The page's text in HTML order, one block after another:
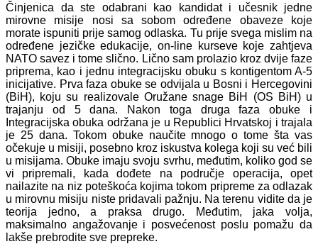
Činjenica da ste odabrani kao kandidat i učesnik jedne
mirovne misije nosi sa sobom određene obaveze koje
morate ispuniti prije samog odlaska. Tu prije svega mislim na
određene jezičke edukacije, on-line kurseve koje zahtjeva
NATO savez i tome slično. Lično sam prolazio kroz dvije faze
priprema, kao i jednu integracijsku obuku s kontigentom A-5
inicijative. Prva faza obuke se odvijala u Bosni i Hercegovini
(BiH), koju su realizovale Oružane snage BiH (OS BiH) u
trajanju od 5 dana. Nakon toga druga faza obuke i
Integracijska obuka održana je u Republici Hrvatskoj i trajala
je 25 dana. Tokom obuke naučite mnogo o tome šta vas
očekuje u misiji, posebno kroz iskustva kolega koji su već bili
u misijama. Obuke imaju svoju svrhu, međutim, koliko god se
vi pripremali, kada dođete na područje operacija, opet
nailazite na niz poteškoća kojima tokom pripreme za odlazak
u mirovnu misiju niste pridavali pažnju. Na terenu vidite da je
teorija jedno, a praksa drugo. Međutim, jaka volja,
maksimalno angažovanje i posvećenost poslu pomažu da
lakše prebrodite sve prepreke.